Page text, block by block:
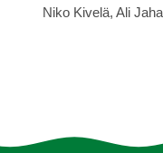
Niko Kivelä, Ali